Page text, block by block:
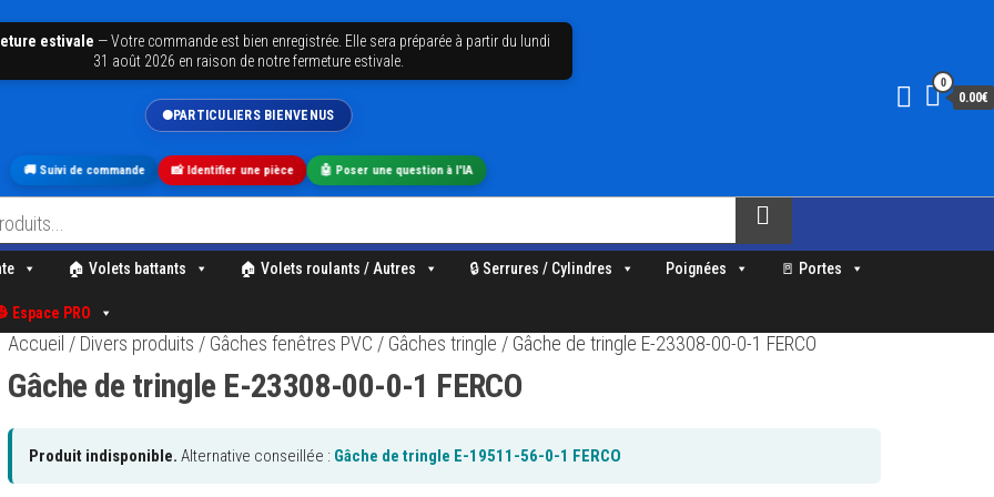
0
0.00€
🚚 Suivi de commande 📸 Identifier une pièce 🤖 Poser une question à l'IA
estivale —Votre commande est bien enregistrée. Elle sera préparée à partir du lundi
31 août 2026 en raison de notre fermeture estivale.
🏠 Volets battants 🏠 Volets roulants / Autres 🔒 Serrures / Cylindres Poignées 🚪 Portes
Espace PRO
Accueil / Divers produits / Gâches fenêtres PVC / Gâches tringle / Gâche de tringle E-23308-00-0-1 FERCO
Gâche de tringle E-23308-00-0-1 FERCO
Produit indisponible. Alternative conseillée : Gâche de tringle E-19511-56-0-1 FERCO
PARTICULIERS BIENVENUS